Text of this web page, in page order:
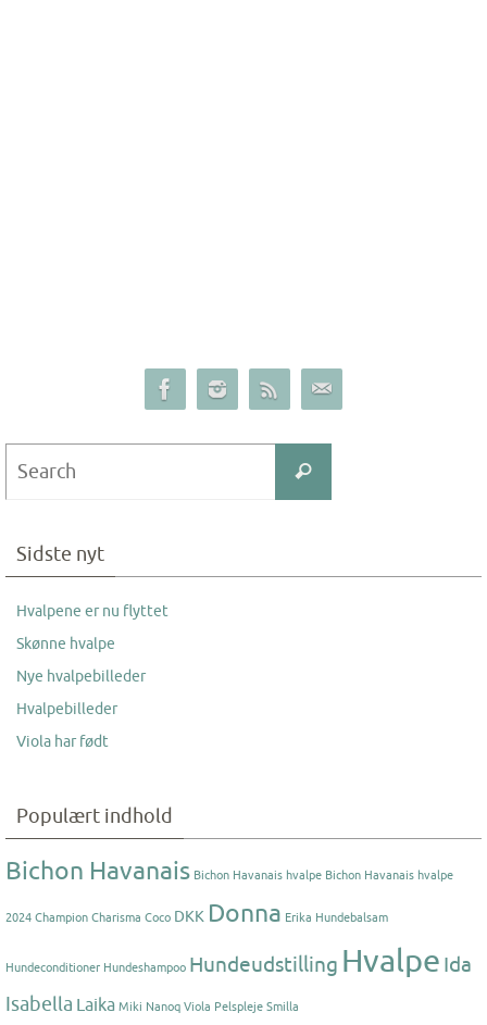
Search
Sidste nyt
Hvalpene er nu flyttet
Skønne hvalpe
Nye hvalpebilleder
Hvalpebilleder
Viola har født
Populært indhold
Bichon Havanais Bichon Havanais hvalpe Bichon Havanais hvalpe
2024 Champion Charisma Coco DKK Donna Erika Hundebalsam
Hundeconditioner Hundeshampoo Hundeudstilling Hvalpe Ida
Isabella Laika Miki Nanoq Viola Pelspleje Smilla